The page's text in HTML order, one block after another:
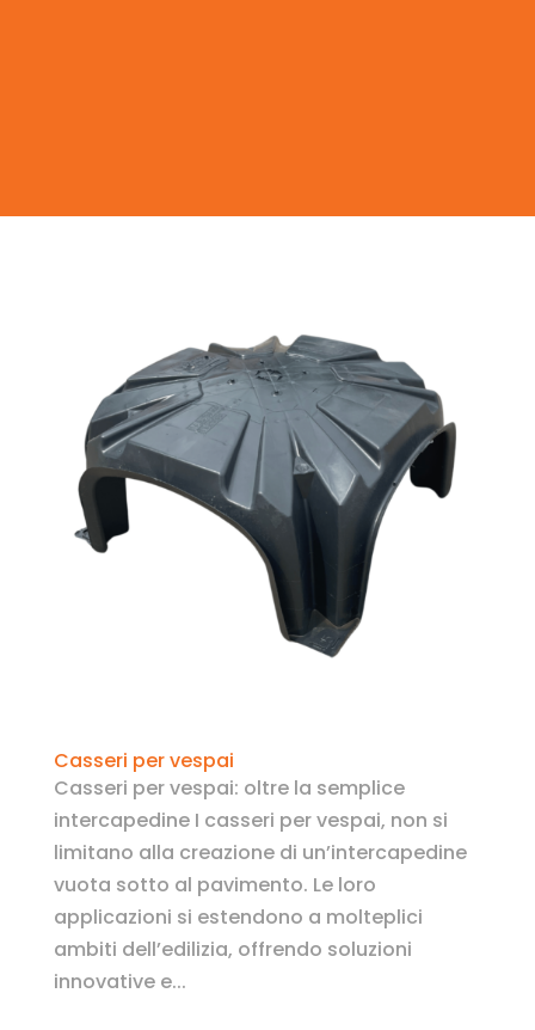
Casseri per vespai
Casseri per vespai: oltre la semplice
intercapedine I casseri per vespai, non si
limitano alla creazione di un’intercapedine
vuota sotto al pavimento. Le loro
applicazioni si estendono a molteplici
ambiti dell’edilizia, offrendo soluzioni
innovative e...